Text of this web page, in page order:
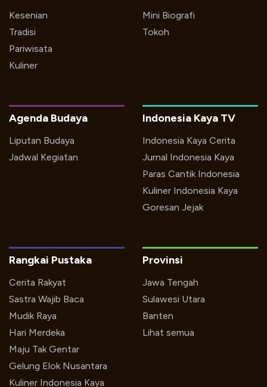
Kesenian
Tradisi
Pariwisata
Kuliner
Mini Biografi
Tokoh
Indonesia Kaya TV
Indonesia Kaya Cerita
Jurnal Indonesia Kaya
Paras Cantik Indonesia
Kuliner Indonesia Kaya
Goresan Jejak
Agenda Budaya
Liputan Budaya
Jadwal Kegiatan
Rangkai Pustaka
Cerita Rakyat
Sastra Wajib Baca
Mudik Raya
Hari Merdeka
Maju Tak Gentar
Gelung Elok Nusantara
Kuliner Indonesia Kaya
Provinsi
Jawa Tengah
Sulawesi Utara
Banten
Lihat semua